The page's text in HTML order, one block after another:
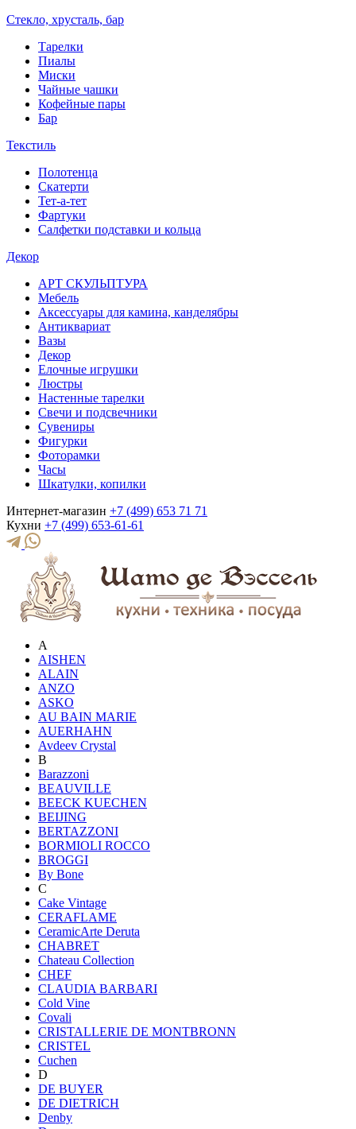
Стекло, хрусталь, бар
Тарелки
Пиалы
Миски
Чайные чашки
Кофейные пары
Бар
Текстиль
Полотенца
Скатерти
Тет-а-тет
Фартуки
Салфетки подставки и кольца
Декор
АРТ СКУЛЬПТУРА
Мебель
Аксессуары для камина, канделябры
Антиквариат
Вазы
Декор
Елочные игрушки
Люстры
Настенные тарелки
Свечи и подсвечники
Сувениры
Фигурки
Фоторамки
Часы
Шкатулки, копилки
Интернет-магазин +7 (499) 653 71 71
Кухни +7 (499) 653-61-61
A
AISHEN
ALAIN
ANZO
ASKO
AU BAIN MARIE
AUERHAHN
Avdeev Crystal
B
Barazzoni
BEAUVILLE
BEECK KUECHEN
BEIJING
BERTAZZONI
BORMIOLI ROCCO
BROGGI
By Bone
C
Cake Vintage
CERAFLAME
CeramicArte Deruta
CHABRET
Chateau Collection
CHEF
CLAUDIA BARBARI
Cold Vine
Covali
CRISTALLERIE DE MONTBRONN
CRISTEL
Cuchen
D
DE BUYER
DE DIETRICH
Denby